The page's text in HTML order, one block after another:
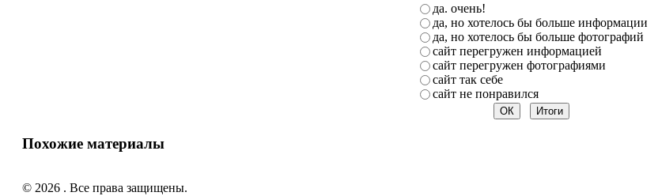
да. очень!
да, но хотелось бы больше информации
да, но хотелось бы больше фотографий
сайт перегружен информацией
сайт перегружен фотографиями
сайт так себе
сайт не понравился
Похожие материалы
© 2026 . Все права защищены.